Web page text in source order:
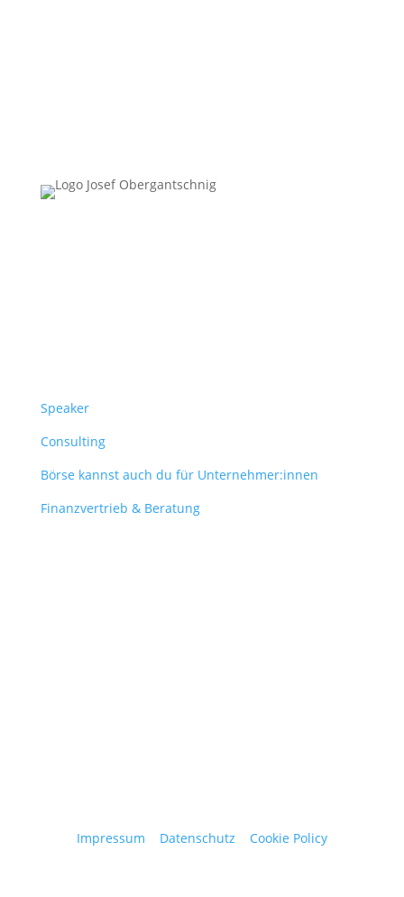
Speaker
Consulting
Börse kannst auch du für Unternehmer:innen
Finanzvertrieb & Beratung
Impressum Datenschutz Cookie Policy